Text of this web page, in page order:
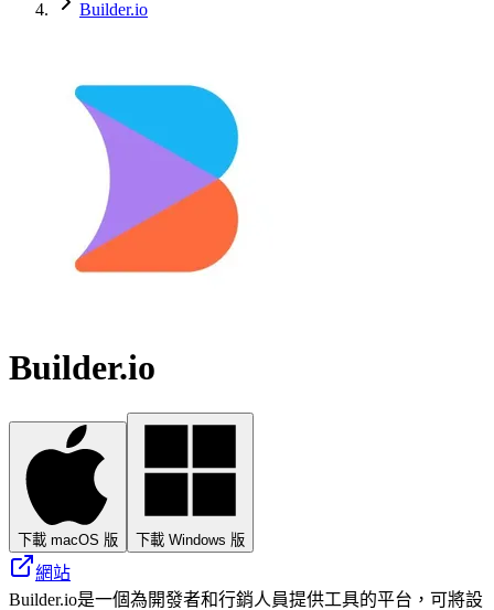
Builder.io
Builder.io
下載 macOS 版 下載 Windows 版
網站
Builder.io是一個為開發者和行銷人員提供工具的平台，可將設